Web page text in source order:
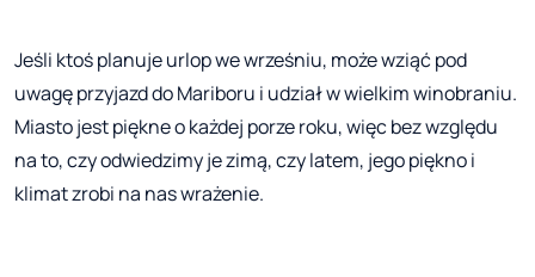
Jeśli ktoś planuje urlop we wrześniu, może wziąć pod
uwagę przyjazd do Mariboru i udział w wielkim winobraniu.
Miasto jest piękne o każdej porze roku, więc bez względu
na to, czy odwiedzimy je zimą, czy latem, jego piękno i
klimat zrobi na nas wrażenie.